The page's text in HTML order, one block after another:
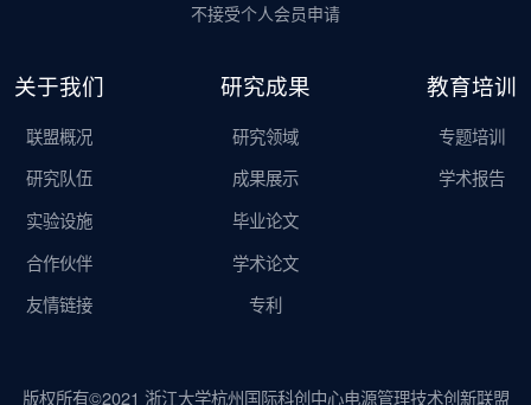
不接受个人会员申请
关于我们
联盟概况
研究队伍
实验设施
合作伙伴
友情链接
研究成果
研究领域
成果展示
毕业论文
学术论文
专利
教育培训
专题培训
学术报告
版权所有©2021 浙江大学杭州国际科创中心电源管理技术创新联盟